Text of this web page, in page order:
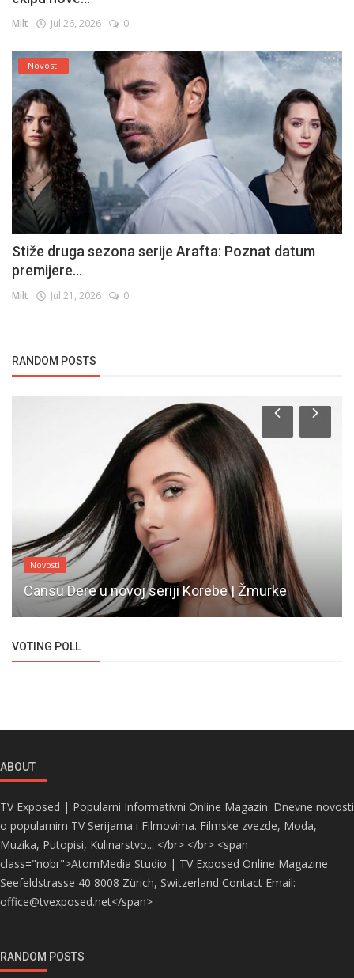
Milt Jul 26, 2026 0
Novosti
Stiže druga sezona serije Arafta: Poznat datum
premijere...
Milt Jul 21, 2026 0
RANDOM POSTS
Novosti
Cansu Dere u novoj seriji Korebe | Žmurke
VOTING POLL
ABOUT
TV Exposed | Popularni Informativni Online Magazin. Dnevne novosti
o popularnim TV Serijama i Filmovima. Filmske zvezde, Moda,
Muzika, Putopisi, Kulinarstvo... </br> </br> <span
class="nobr">AtomMedia Studio | TV Exposed Online Magazine
Seefeldstrasse 40 8008 Zürich, Switzerland Contact Email:
office@tvexposed.net</span>
RANDOM POSTS